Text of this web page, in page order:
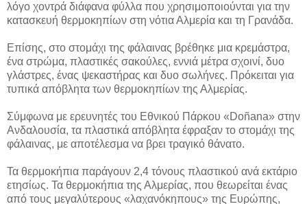
λόγο χοντρά διάφανα φύλλα που χρησιμοποιούνται για την
κατασκευή θερμοκηπίων στη νότια Αλμερία και τη Γρανάδα.
Επίσης, στο στομάχι της φάλαινας βρέθηκε μια κρεμάστρα,
ένα στρώμα, πλαστικές σακούλες, εννιά μέτρα σχοινί, δυο
γλάστρες, ένας ψεκαστήρας και δυο σωλήνες. Πρόκειται για
τυπικά απόβλητα των θερμοκηπίων της Αλμερίας.
Σύμφωνα με ερευνητές του Εθνικού Πάρκου «Doñana» στην
Ανδαλουσία, τα πλαστικά απόβλητα έφραξαν το στομάχι της
φάλαινας, με αποτέλεσμα να βρει τραγικό θάνατο.
Τα θερμοκήπια παράγουν 2,4 τόνους πλαστικού ανά εκτάριο
ετησίως. Τα θερμοκήπια της Αλμερίας, που θεωρείται ένας
από τους μεγαλύτερους «λαχανόκηπους» της Ευρώπης,